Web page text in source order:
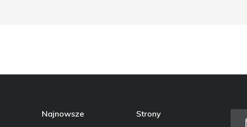
Najnowsze Strony